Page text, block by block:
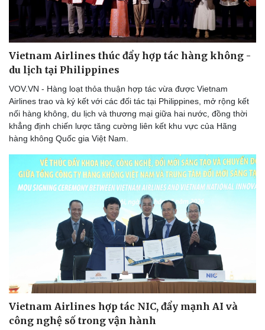
Vietnam Airlines thúc đẩy hợp tác hàng không -
du lịch tại Philippines
VOV.VN - Hàng loạt thỏa thuận hợp tác vừa được Vietnam
Airlines trao và ký kết với các đối tác tại Philippines, mở rộng kết
nối hàng không, du lịch và thương mại giữa hai nước, đồng thời
khẳng định chiến lược tăng cường liên kết khu vực của Hãng
hàng không Quốc gia Việt Nam.
Vietnam Airlines hợp tác NIC, đẩy mạnh AI và
công nghệ số trong vận hành